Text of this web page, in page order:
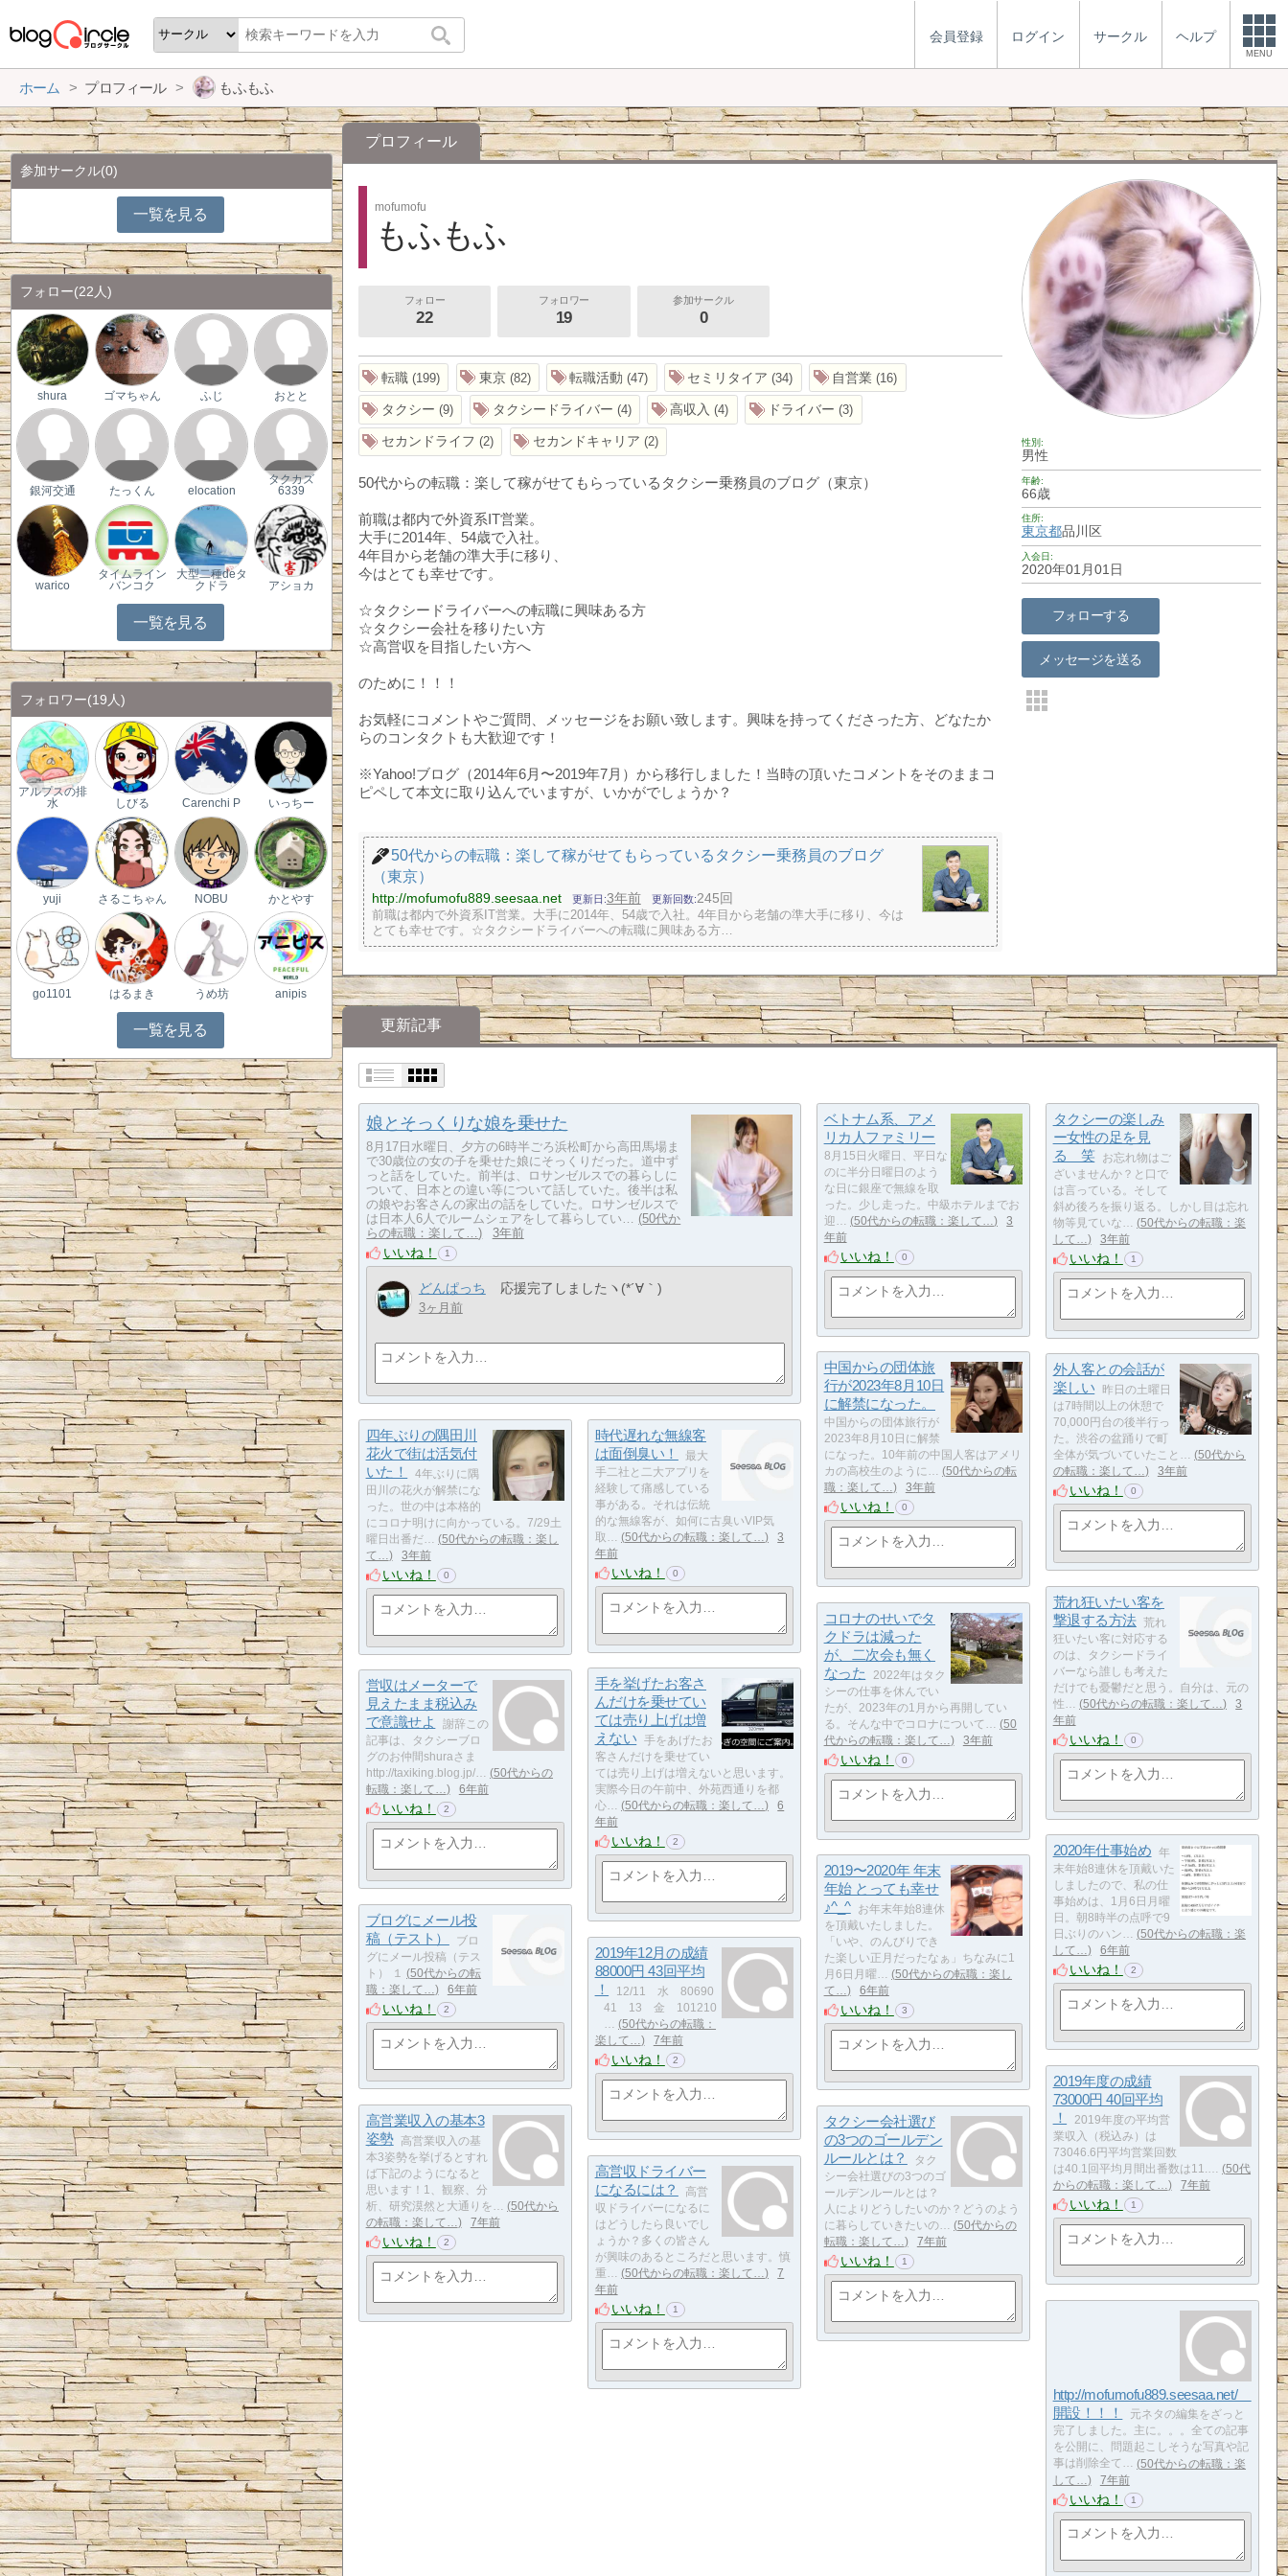
会員登録 ログイン サークル ヘルプ
MENU
ホーム プロフィール もふもふ
プロフィール
mofumofu
もふもふ
フォロー
22
フォロワー
19
参加サークル
0
性別
男性
年齢
66歳
住所
東京都品川区
入会日
2020年01月01日
フォローする
メッセージを送る
転職 199 東京 82 転職活動 47 セミリタイア 34 自営業 16
タクシー 9 タクシードライバー 4 高収入 4 ドライバー 3
セカンドライフ 2 セカンドキャリア 2
50代からの転職：楽して稼がせてもらっているタクシー乗務員のブログ（東京）
前職は都内で外資系IT営業。
大手に2014年、54歳で入社。
4年目から老舗の準大手に移り、
今はとても幸せです。
☆タクシードライバーへの転職に興味ある方
☆タクシー会社を移りたい方
☆高営収を目指したい方へ
のために！！！
お気軽にコメントやご質問、メッセージをお願い致します。興味を持ってくださった方、どなたか
らのコンタクトも大歓迎です！
※Yahoo!ブログ（2014年6月〜2019年7月）から移行しました！当時の頂いたコメントをそのままコ
ピペして本文に取り込んでいますが、いかがでしょうか？
50代からの転職：楽して稼がせてもらっているタクシー乗務員のブログ
（東京）
http://mofumofu889.seesaa.net 更新日 3年前 更新回数 245回
前職は都内で外資系IT営業。大手に2014年、54歳で入社。4年目から老舗の準大手に移り、今は
とても幸せです。☆タクシードライバーへの転職に興味ある方…
更新記事
娘とそっくりな娘を乗せた
8月17日水曜日、夕方の6時半ごろ浜松町から高田馬場ま
で30歳位の女の子を乗せた娘にそっくりだった。道中ず
っと話をしていた。前半は、ロサンゼルスでの暮らしに
ついて、日本との違い等について話していた。後半は私
の娘やお客さんの家出の話をしていた。ロサンゼルスで
は日本人6人でルームシェアをして暮らしてい…
50代か
らの転職：楽して…
3年前
いいね！ 1
どんぱっち 応援完了しましたヽ(*´∀｀)
3ヶ月前
ベトナム系、アメ
リカ人ファミリー
8月15日火曜日、平日な
のに半分日曜日のよう
な日に銀座で無線を取
った。少し走った。中級ホテルまでお
迎…
50代からの転職：楽して…
3
年前
いいね！ 0
タクシーの楽しみ
ー女性の足を見
る 笑
お忘れ物はご
ざいませんか？と口で
は言っている。そして
斜め後ろを振り返る。しかし目は忘れ
物等見ていな…
50代からの転職：楽
して…
3年前
いいね！ 1
中国からの団体旅
行が2023年8月10日
に解禁になった。
中国からの団体旅行が
2023年8月10日に解禁
になった。10年前の中国人客はアメリ
カの高校生のように…
50代からの転
職：楽して…
3年前
いいね！ 0
外人客との会話が
楽しい
昨日の土曜日
は7時間以上の休憩で
70,000円台の後半行っ
た。渋谷の盆踊りで町
全体が気づいていたこと…
50代から
の転職：楽して…
3年前
いいね！ 0
四年ぶりの隅田川
花火で街は活気付
いた！
4年ぶりに隅
田川の花火が解禁にな
った。世の中は本格的
にコロナ明けに向かっている。7/29土
曜日出番だ…
50代からの転職：楽し
て…
3年前
いいね！ 0
時代遅れな無線客
は面倒臭い！
最大
手二社と二大アプリを
経験して痛感している
事がある。それは伝統
的な無線客が、如何に古臭いVIP気
取…
50代からの転職：楽して…
3
年前
いいね！ 0
荒れ狂いたい客を
撃退する方法
荒れ
狂いたい客に対応する
のは、タクシードライ
バーなら誰しも考えた
だけでも憂鬱だと思う。自分は、元の
性…
50代からの転職：楽して…
3
年前
いいね！ 0
コロナのせいでタ
クドラは減った
が、二次会も無く
なった
2022年はタク
シーの仕事を休んでい
たが、2023年の1月から再開してい
る。そんな中でコロナについて…
50
代からの転職：楽して…
3年前
いいね！ 0
手を挙げたお客さ
んだけを乗せてい
ては売り上げは増
えない
手をあげたお
客さんだけを乗せてい
ては売り上げは増えないと思います。
実際今日の午前中、外苑西通りを都
心…
50代からの転職：楽して…
6
年前
いいね！ 2
営収はメーターで
見えたまま税込み
で意識せよ
謝辞この
記事は、タクシーブロ
グのお仲間shuraさま
http://taxiking.blog.jp/…
50代からの
転職：楽して…
6年前
いいね！ 2
2020年仕事始め
年
末年始8連休を頂戴いた
しましたので、私の仕
事始めは、1月6日月曜
日。朝8時半の点呼で9
日ぶりのハン…
50代からの転職：楽
して…
6年前
いいね！ 2
2019〜2020年 年末
年始 とっても幸せ
♪^_^
お年末年始8連休
を頂戴いたしました。
「いや、のんびりでき
た楽しい正月だったなぁ」ちなみに1
月6日月曜…
50代からの転職：楽し
て…
6年前
いいね！ 3
ブログにメール投
稿（テスト）
ブロ
グにメール投稿（テス
ト） １
50代からの転
職：楽して…
6年前
いいね！ 2
2019年12月の成績
88000円 43回平均
！
12/11 水 80690
41 13 金 101210
50代からの転職：
楽して…
7年前
いいね！ 2
2019年度の成績
73000円 40回平均
！
2019年度の平均営
業収入（税込み）は
73046.6円平均営業回数
は40.1回平均月間出番数は11.…
50代
からの転職：楽して…
7年前
いいね！ 1
高営業収入の基本3
姿勢
高営業収入の基
本3姿勢を挙げるとすれ
ば下記のようになると
思います！1、観察、分
析、研究漠然と大通りを…
50代から
の転職：楽して…
7年前
いいね！ 2
タクシー会社選び
の3つのゴールデン
ルールとは？
タク
シー会社選びの3つのゴ
ールデンルールとは？
人によりどうしたいのか？どうのよう
に暮らしていきたいの…
50代からの
転職：楽して…
7年前
いいね！ 1
高営収ドライバー
になるには？
高営
収ドライバーになるに
はどうしたら良いでし
ょうか？多くの皆さん
が興味のあるところだと思います。慎
重…
50代からの転職：楽して…
7
年前
いいね！ 1
http://mofumofu889.seesaa.net/
開設！！！
元ネタの編集をざっと
完了しました。主に。。。全ての記事
を公開に、問題起こしそうな写真や記
事は削除全て…
50代からの転職：楽
して…
7年前
いいね！ 1
参加サークル(0)
一覧を見る
フォロー(22人)
shura ゴマちゃん ふじ おとと
銀河交通 たっくん elocation
タクカズ
6339
warico
タイムライン
バンコク
大型二種deタ
クドラ
アショカ
一覧を見る
フォロワー(19人)
アルプスの排
水
しびる Carenchi P いっちー
yuji さるこちゃん NOBU かとやす
go1101 はるまき うめ坊 anipis
一覧を見る